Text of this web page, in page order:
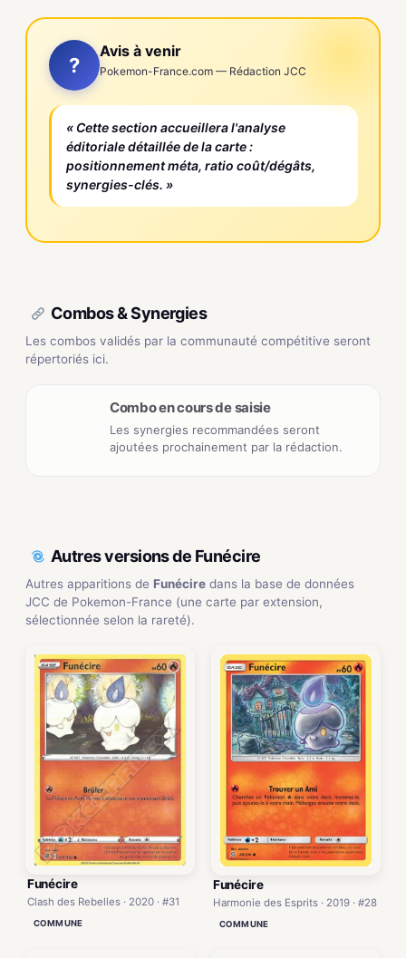
?
Avis à venir
Pokemon-France.com — Rédaction JCC
« Cette section accueillera l'analyse
éditoriale détaillée de la carte :
positionnement méta, ratio coût/dégâts,
synergies-clés. »
Combos & Synergies
Les combos validés par la communauté compétitive seront
répertoriés ici.
Combo en cours de saisie
Les synergies recommandées seront
ajoutées prochainement par la rédaction.
Autres versions de Funécire
Autres apparitions de Funécire dans la base de données
JCC de Pokemon-France (une carte par extension,
sélectionnée selon la rareté).
Funécire
Clash des Rebelles · 2020 · #31
COMMUNE
Funécire
Harmonie des Esprits · 2019 · #28
COMMUNE